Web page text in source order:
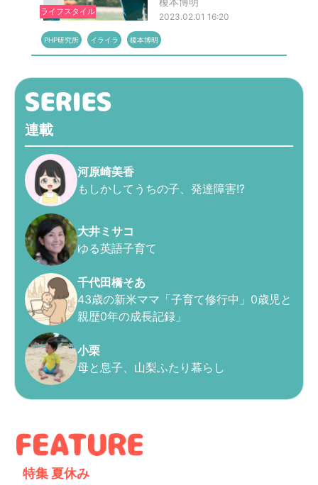
ライフスタイル
2023.02.01 16:20
PHP研究所 イライラ 榎本博明
連載
河原崎美香
もしかしてうちの子、発達障害!?
大井ミサコ
ゆる英語子育て
千代田橋そあ
43歳の新米ママ「子育て修行中」0歳児と
親歴0年の成長記録」
小栗
母と息子、山梨ふたり暮らし
特集 夏休み